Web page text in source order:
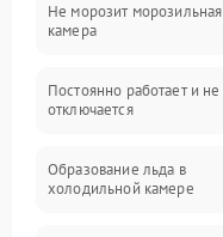
Дренаж
Не морозит морозильная
камера
Постоянно работает и не
отключается
Образование льда в
холодильной камере